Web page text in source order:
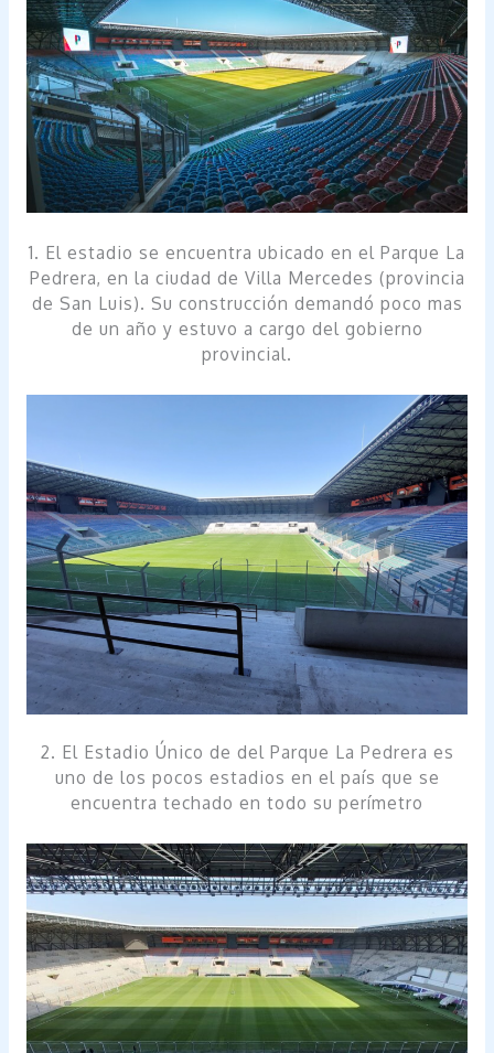
1. El estadio se encuentra ubicado en el Parque La
Pedrera, en la ciudad de Villa Mercedes (provincia
de San Luis). Su construcción demandó poco mas
de un año y estuvo a cargo del gobierno
provincial.
2. El Estadio Único de del Parque La Pedrera es
uno de los pocos estadios en el país que se
encuentra techado en todo su perímetro